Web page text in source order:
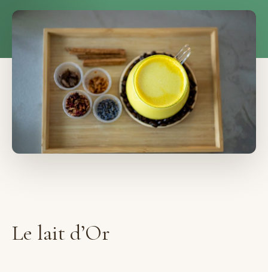
Le lait d’Or